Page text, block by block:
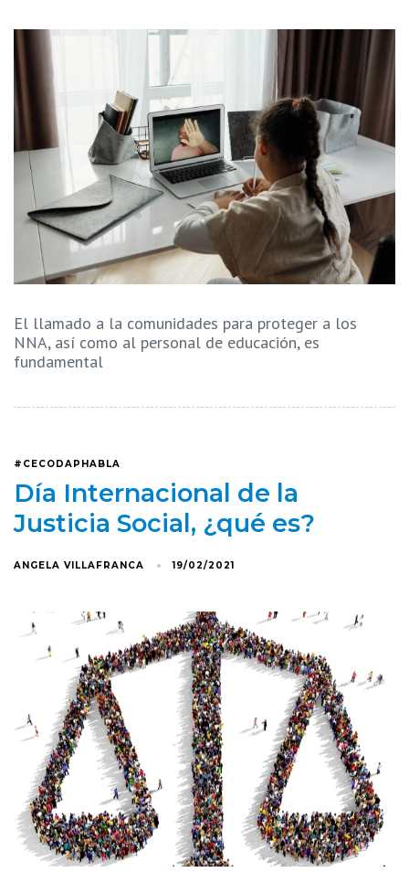
El llamado a la comunidades para proteger a los
NNA, así como al personal de educación, es
fundamental
#CECODAPHABLA
Día Internacional de la
Justicia Social, ¿qué es?
ANGELA VILLAFRANCA 19/02/2021